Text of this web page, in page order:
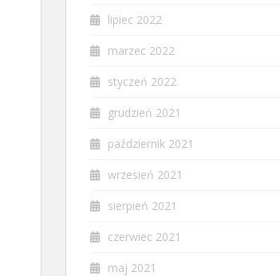
lipiec 2022
marzec 2022
styczeń 2022
grudzień 2021
październik 2021
wrzesień 2021
sierpień 2021
czerwiec 2021
maj 2021